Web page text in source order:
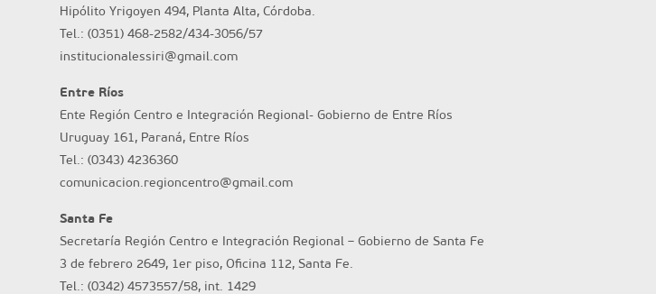
Hipólito Yrigoyen 494, Planta Alta, Córdoba.
Tel.: (0351) 468-2582/434-3056/57
institucionalessiri@gmail.com
Entre Ríos
Ente Región Centro e Integración Regional- Gobierno de Entre Ríos
Uruguay 161, Paraná, Entre Ríos
Tel.: (0343) 4236360
comunicacion.regioncentro@gmail.com
Santa Fe
Secretaría Región Centro e Integración Regional – Gobierno de Santa Fe
3 de febrero 2649, 1er piso, Oficina 112, Santa Fe.
Tel.: (0342) 4573557/58, int. 1429